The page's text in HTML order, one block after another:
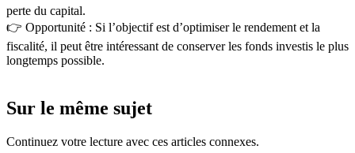
perte du capital.
👉 Opportunité : Si l’objectif est d’optimiser le rendement et la
fiscalité, il peut être intéressant de conserver les fonds investis le plus
longtemps possible.
Sur le même sujet
Continuez votre lecture avec ces articles connexes.